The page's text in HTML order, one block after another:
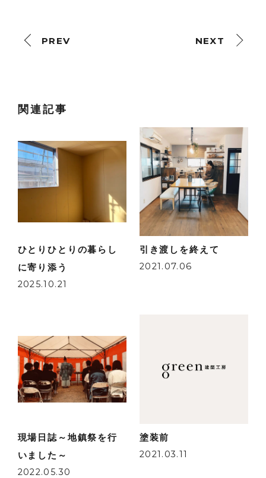
PREV NEXT
関連記事
ひとりひとりの暮らし
に寄り添う
2025.10.21
引き渡しを終えて
2021.07.06
現場日誌～地鎮祭を行
いました～
2022.05.30
塗装前
2021.03.11